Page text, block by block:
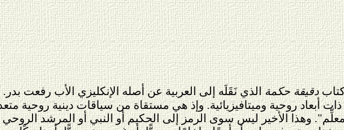
دقيقة حكمةالذي نَقَلَه إلى العربية عن أصله الإنكليزي الأب رفعت
أبعاد روحية وميتافيزيائية. وإذ هي مستقاة من سياقات دينية روحية
وهذا الأخير ليس سوى الرمز إلى الحكيم أو النبي أو المرشد